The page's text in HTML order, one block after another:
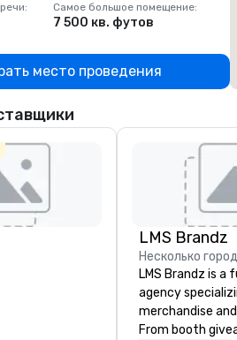
: Самое большое помещение:
7 500 кв. футов
место проведения
LMS Brandz
Несколько
LMS Brandz is a
agency
merchandise
From booth